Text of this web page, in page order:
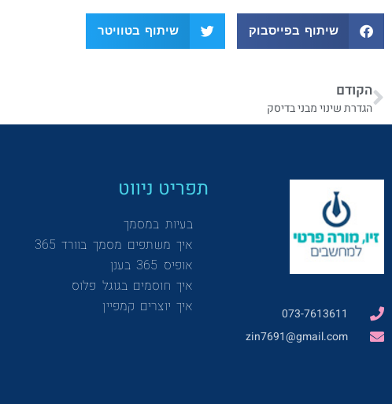
שיתוף בפייסבוק שיתוף בטוויטר
הקודם
הגדרת שינוי מבני בדיסק
073-7613611
zin7691@gmail.com
תפריט ניווט
בעיות במסמך
איך משתפים מסמך בוורד 365
אופיס 365 בענן
איך חוסמים בגוגל פלוס
איך יוצרים קמפיין